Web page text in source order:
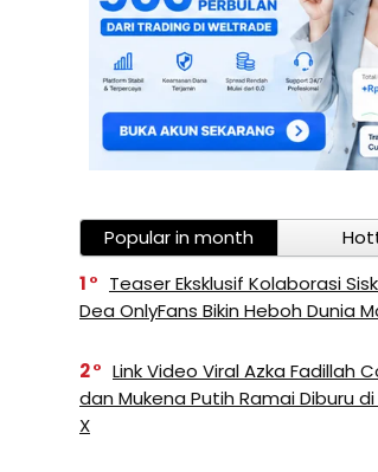
Popular in month
1
Teaser Eksklusif Kolaborasi
Dea OnlyFans Bikin Heboh Dunia
2
Link Video Viral Azka Fadillah
dan Mukena Putih Ramai Diburu
X